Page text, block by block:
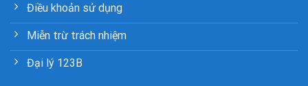
Điều khoản sử dụng
Miễn trừ trách nhiệm
Đại lý 123B